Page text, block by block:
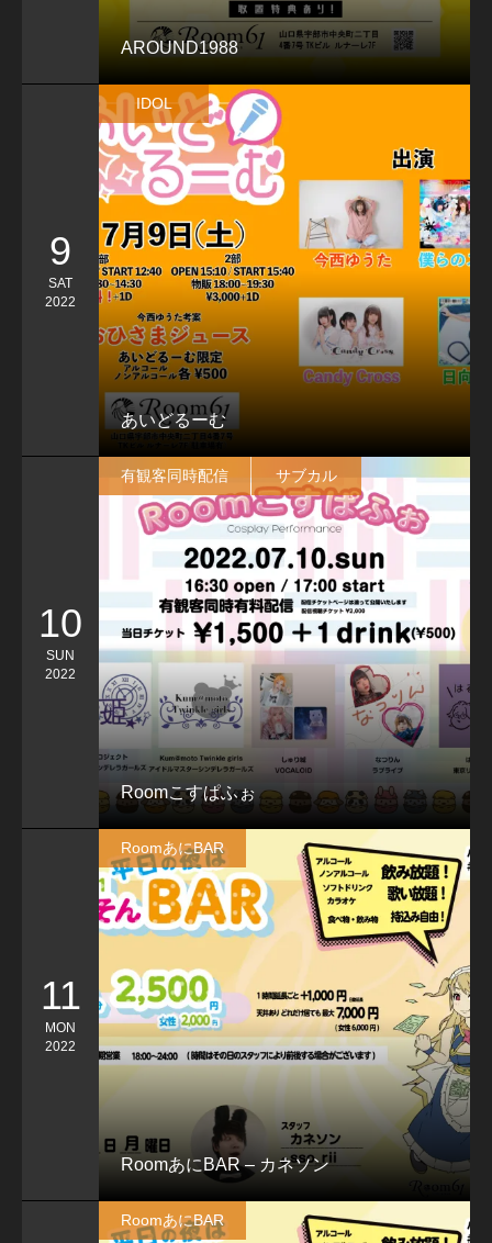
AROUND1988
9
SAT
2022
あいどるーむ
IDOL
10
SUN
2022
Roomこすぱふぉ
有観客同時配信 サブカル
11
MON
2022
RoomあにBAR – カネソン
RoomあにBAR
RoomあにBAR